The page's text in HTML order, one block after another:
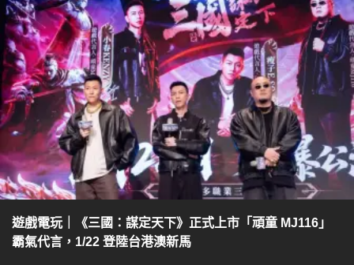
遊戲電玩｜《三國：謀定天下》正式上市「頑童 MJ116」
霸氣代言，1/22 登陸台港澳新馬